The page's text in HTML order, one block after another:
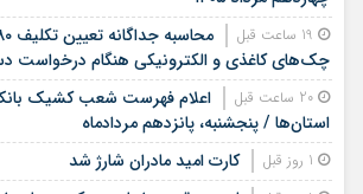
چک‌های کاغذی و الکترونیکی هنگام درخواست
اعلام فهرست شعب کشیک
استان‌ها / پنجشنبه، پانزدهم مردادماه
کارت امید مادران شارژ شد